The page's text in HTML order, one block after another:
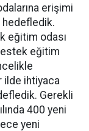
erişimi
hedefledik.
eğitim odası
eğitim
ilde ihtiyaca
Gerekli
400 yeni
yeni